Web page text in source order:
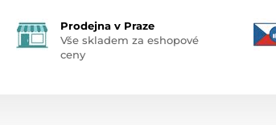
Prodejna v Praze
Vše skladem za eshopové
ceny